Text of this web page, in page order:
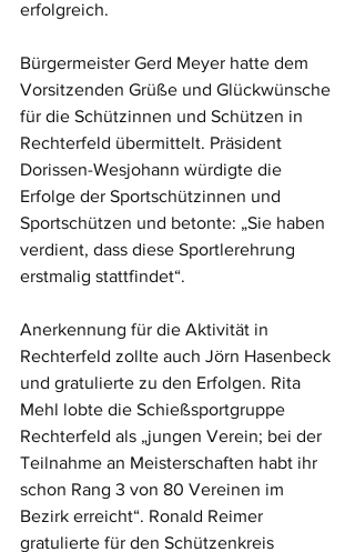
erfolgreich.
Bürgermeister Gerd Meyer hatte dem
Vorsitzenden Grüße und Glückwünsche
für die Schützinnen und Schützen in
Rechterfeld übermittelt. Präsident
Dorissen-Wesjohann würdigte die
Erfolge der Sportschützinnen und
Sportschützen und betonte: „Sie haben
verdient, dass diese Sportlerehrung
erstmalig stattfindet“.
Anerkennung für die Aktivität in
Rechterfeld zollte auch Jörn Hasenbeck
und gratulierte zu den Erfolgen. Rita
Mehl lobte die Schießsportgruppe
Rechterfeld als „jungen Verein; bei der
Teilnahme an Meisterschaften habt ihr
schon Rang 3 von 80 Vereinen im
Bezirk erreicht“. Ronald Reimer
gratulierte für den Schützenkreis